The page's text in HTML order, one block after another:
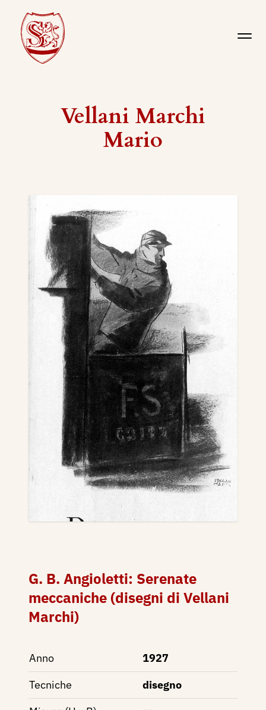
Vellani Marchi
Mario
G. B. Angioletti: Serenate
meccaniche (disegni di Vellani
Marchi)
Anno
1927
Tecniche
disegno